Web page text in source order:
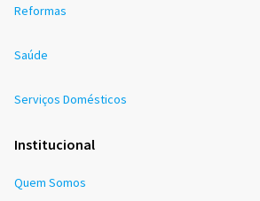
Reformas
Saúde
Serviços Domésticos
Institucional
Quem Somos